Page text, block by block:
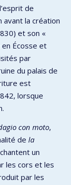
de
avant la création
et son «
Écosse et
par
du palais de
est
lorsque
con moto,
de la
un
les cors et les
par les